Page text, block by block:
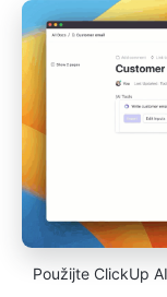
Použijte ClickUp